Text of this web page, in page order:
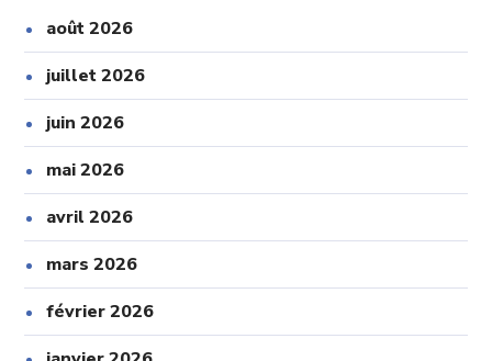
août 2026
juillet 2026
juin 2026
mai 2026
avril 2026
mars 2026
février 2026